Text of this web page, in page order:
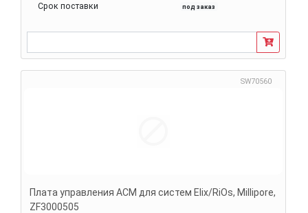
Срок поставки
под заказ
SW70560
Плата управления ACM для систем Elix/RiOs, Millipore,
ZF3000505